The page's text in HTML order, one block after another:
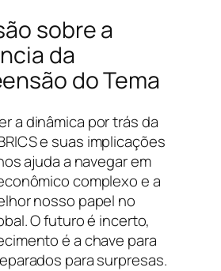
sobre a
da
do Tema
a dinâmica por trás da
e suas implicações
ajuda a navegar em
complexo e a
nosso papel no
O futuro é incerto,
é a chave para
para surpresas.